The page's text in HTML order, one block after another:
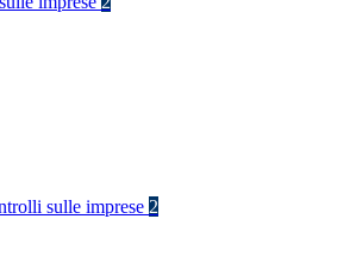
sulle imprese 2